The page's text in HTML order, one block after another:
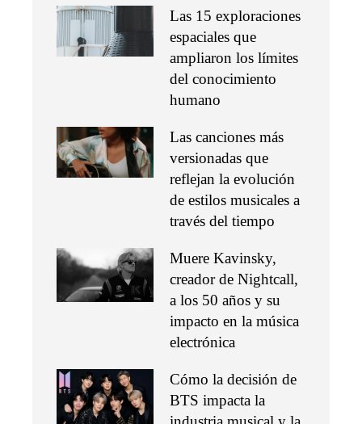
Las 15 exploraciones
espaciales que
ampliaron los límites
del conocimiento
humano
Las canciones más
versionadas que
reflejan la evolución
de estilos musicales a
través del tiempo
Muere Kavinsky,
creador de Nightcall,
a los 50 años y su
impacto en la música
electrónica
Cómo la decisión de
BTS impacta la